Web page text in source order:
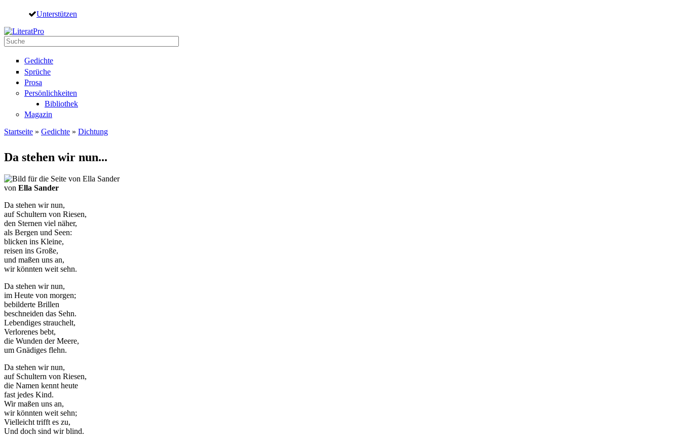
Direkt zum Inhalt
Unterstützen
Suche
Gedichte
Sprüche
Prosa
Persönlichkeiten
Bibliothek
Magazin
Startseite » Gedichte » Dichtung
Da stehen wir nun...
von Ella Sander
Da stehen wir nun,
auf Schultern von Riesen,
den Sternen viel näher,
als Bergen und Seen:
blicken ins Kleine,
reisen ins Große,
und maßen uns an,
wir könnten weit sehn.
Da stehen wir nun,
im Heute von morgen;
bebilderte Brillen
beschneiden das Sehn.
Lebendiges strauchelt,
Verlorenes bebt,
die Wunden der Meere,
um Gnädiges flehn.
Da stehen wir nun,
auf Schultern von Riesen,
die Namen kennt heute
fast jedes Kind.
Wir maßen uns an,
wir könnten weit sehn;
Vielleicht trifft es zu,
Und doch sind wir blind.